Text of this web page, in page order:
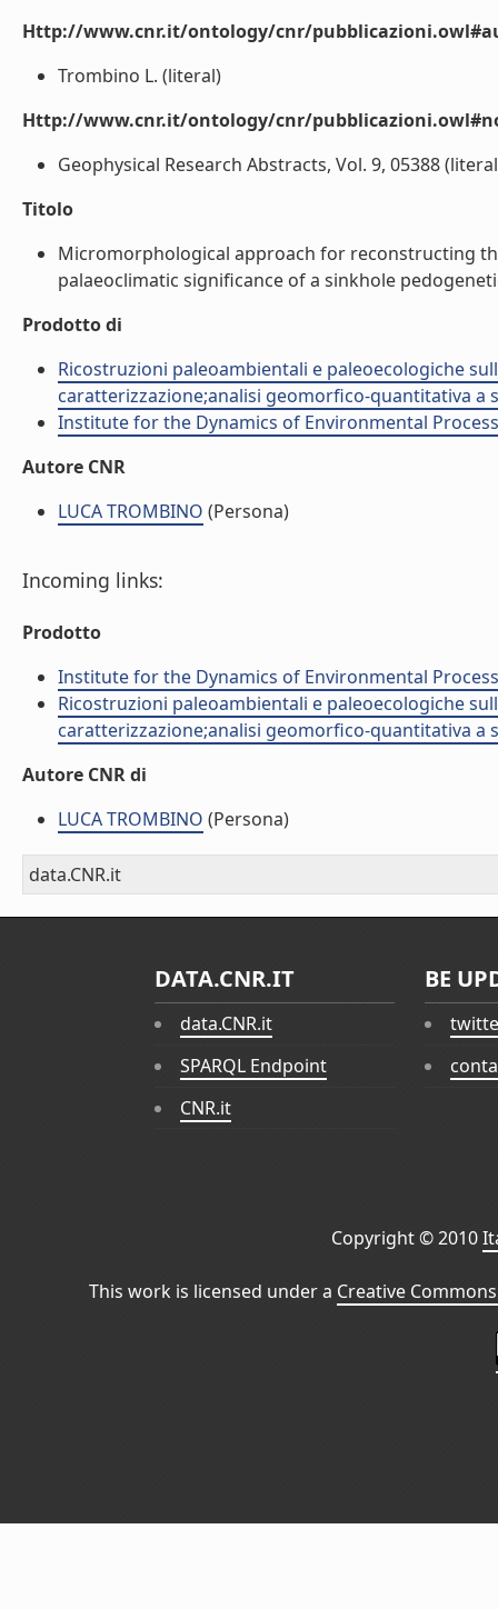
Http://www.cnr.it/ontology/cnr/
Trombino L. (literal)
Http://www.cnr.it/ontology/cnr/
Geophysical Research Abstracts, Vol. 9, 05388
Titolo
Micromorphological approach for reconstructing
palaeoclimatic significance of a sinkhole
Prodotto di
Ricostruzioni paleoambientali e paleoecologiche
caratterizzazione;analisi geomorfico-quantitativa a
Institute for the Dynamics of Environmental
Autore CNR
LUCA TROMBINO (Persona)
Incoming links:
Prodotto
Institute for the Dynamics of Environmental
Ricostruzioni paleoambientali e paleoecologiche
caratterizzazione;analisi geomorfico-quantitativa a
Autore CNR di
LUCA TROMBINO (Persona)
data.CNR.it
DATA.CNR.IT
data.CNR.it
SPARQL Endpoint
CNR.it
BE
Copyright © 2010
This work is licensed under a Creative